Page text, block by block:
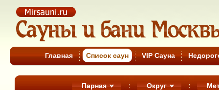
Cауны Москвы
Главная Список cаун VIP Сауна
Парная Округ